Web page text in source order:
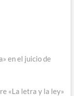
en el juicio de
«La letra y la ley»